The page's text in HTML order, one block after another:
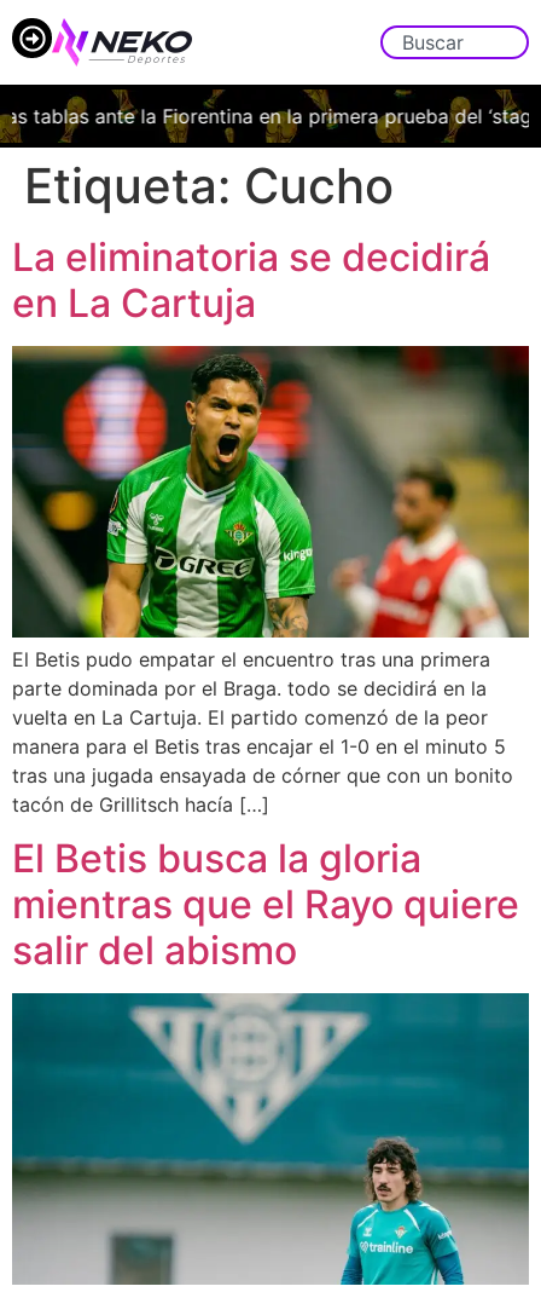
tablas ante la Fiorentina en la primera prueba del
Etiqueta: Cucho
La eliminatoria se decidirá
en La Cartuja
El Betis pudo empatar el encuentro tras una primera
parte dominada por el Braga. todo se decidirá en la
vuelta en La Cartuja. El partido comenzó de la peor
manera para el Betis tras encajar el 1-0 en el minuto 5
tras una jugada ensayada de córner que con un bonito
tacón de Grillitsch hacía […]
El Betis busca la gloria
mientras que el Rayo quiere
salir del abismo